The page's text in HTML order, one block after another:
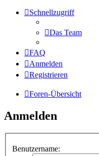
Schnellzugriff
Das Team
FAQ
Anmelden
Registrieren
Foren-Übersicht
Anmelden
Benutzername: